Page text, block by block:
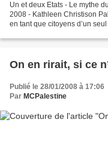
Un et deux Etats - Le mythe
2008 - Kathleen Christison
en tant que citoyens d’un
On en rirait, si ce
Publié le 28/01/2008 à 17:06
Par MCPalestine